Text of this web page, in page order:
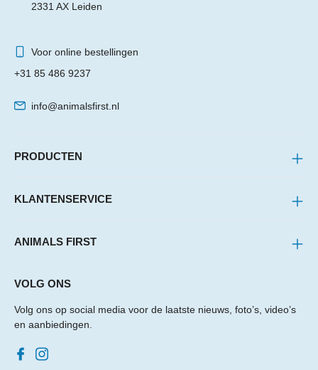
2331 AX Leiden
Voor online bestellingen
+31 85 486 9237
info@animalsfirst.nl
PRODUCTEN
KLANTENSERVICE
ANIMALS FIRST
VOLG ONS
Volg ons op social media voor de laatste nieuws, foto’s, video’s
en aanbiedingen.